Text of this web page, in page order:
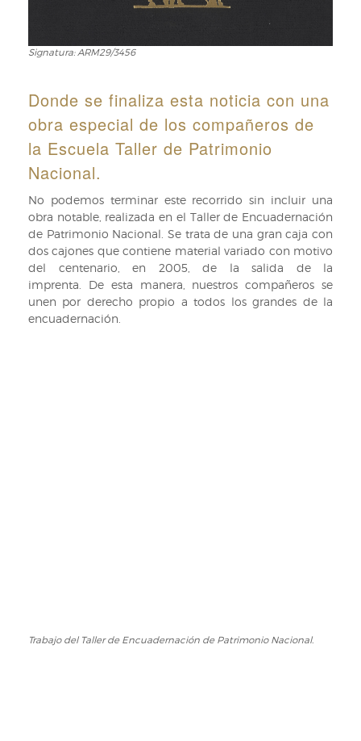
Signatura:
Signatura: ARM29/3456
Donde se finaliza esta noticia con una
obra especial de los compañeros de
la Escuela Taller de Patrimonio
Nacional.
No podemos terminar este recorrido sin incluir una
obra notable, realizada en el Taller de Encuadernación
de Patrimonio Nacional. Se trata de una gran caja con
dos cajones que contiene material variado con motivo
del centenario, en 2005, de la salida de la
imprenta. De esta manera, nuestros compañeros se
unen por derecho propio a todos los grandes de la
encuadernación.
Trabajo del Taller de Encuadernación de Patrimonio Nacional.